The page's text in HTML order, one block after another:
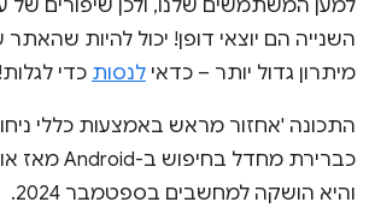
למען המשתמשים שלנו, ולכן שיפורים של
השנייה הם יוצאי דופן! יכול להיות שהאתר
מיתרון גדול יותר – כדאי לנסות כדי לגלות!
התכונה 'אחזור מראש באמצעות כללי
והיא הושקה למחשבים בספטמבר 2024.